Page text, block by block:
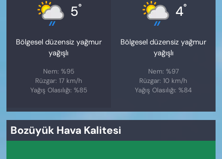
5°
Bölgesel düzensiz yağmur
yağışlı
Nem: %95
Rüzgar: 17 km/h
Yağış Olasılığı: %85
4°
Bölgesel düzensiz yağmur
yağışlı
Nem: %97
Rüzgar: 10 km/h
Yağış Olasılığı: %84
Bozüyük Hava Kalitesi